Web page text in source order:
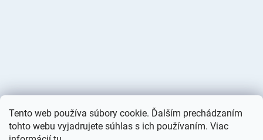
Tento web používa súbory cookie. Ďalším prechádzaním
tohto webu vyjadrujete súhlas s ich používaním. Viac